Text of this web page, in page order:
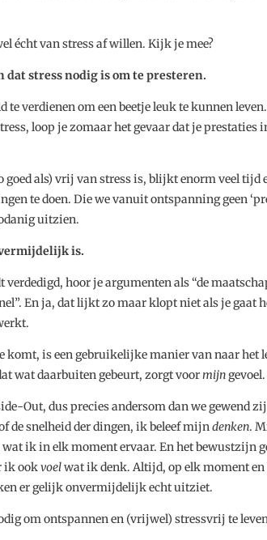
écht van stress af willen. Kijk je mee?
stress nodig is om te presteren.
verdienen om een beetje leuk te kunnen
loop je zomaar het gevaar dat je prestaties
als) vrij van stress is, blijkt enorm veel tijd
te doen. Die we vanuit ontspanning geen
uitzien.
is.
verdedigd, hoor je argumenten als “de
En ja, dat lijkt zo maar klopt niet als je gaat
komt, is een gebruikelijke manier van naar het
wat daarbuiten gebeurt, zorgt voormijngevoel.
Out, dus precies andersom dan we gewend
de snelheid der dingen, ik beleef mijndenken.
ik in elk moment ervaar. En het bewustzijn
ik ookvoelwat ik denk. Altijd, op elk moment en
er gelijk onvermijdelijk echt uitziet.
om ontspannen en (vrijwel) stressvrij te